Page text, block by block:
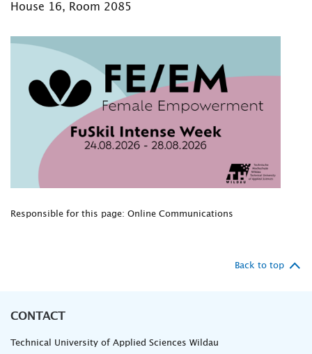
House 16, Room 2085
Responsible for this page: Online Communications
Back to top
CONTACT
Technical University of Applied Sciences Wildau